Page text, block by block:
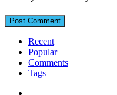
Recent
Popular
Comments
Tags